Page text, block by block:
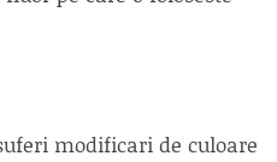
modificari de culoare